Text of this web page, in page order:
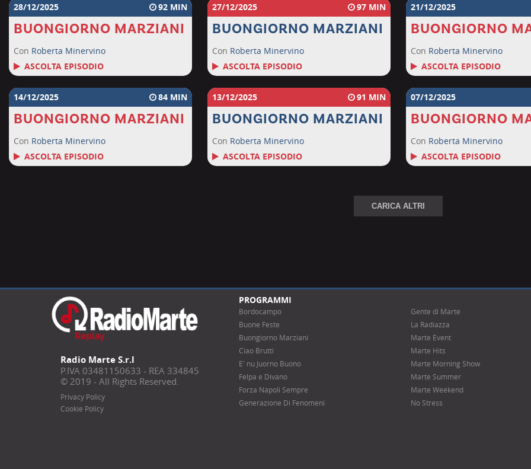
28/12/2025 92
BUONGIORNO MARZIANI
Con Roberta Minervino
ASCOLTA EPISODIO
27/12/2025 97
BUONGIORNO MARZIANI
Con Roberta Minervino
ASCOLTA EPISODIO
21/12/2025
BUONGIORNO
Con Roberta Minervino
ASCOLTA EPISODIO
14/12/2025 84
BUONGIORNO MARZIANI
Con Roberta Minervino
ASCOLTA EPISODIO
13/12/2025 91
BUONGIORNO MARZIANI
Con Roberta Minervino
ASCOLTA EPISODIO
07/12/2025
BUONGIORNO
Con Roberta Minervino
ASCOLTA EPISODIO
CARICA ALTRI
Radio Marte S.r.l
P.IVA 03481150633 - REA 334845
© 2019 - All Rights Reserved.
Privacy Policy
Cookie Policy
PROGRAMMI
Bordocampo
Buone Feste
Buongiorno Marziani
Ciao Brutti
E' nu Juorno Buono
Felpa e Divano
Forza Napoli Sempre
Generazione Di Fenomeni
Gente di Marte
La Radiazza
Marte Event
Marte Hits
Marte Morning Show
Marte Summer
Marte Weekend
No Stress